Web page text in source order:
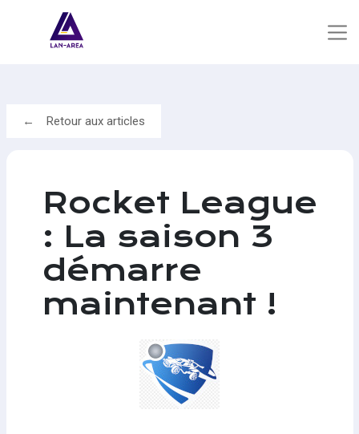
Retour aux articles
Rocket League
: La saison 3
démarre
maintenant !